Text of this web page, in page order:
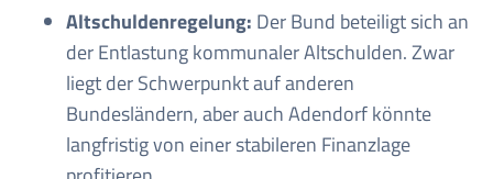
Altschuldenregelung: Der Bund beteiligt sich an
der Entlastung kommunaler Altschulden. Zwar
liegt der Schwerpunkt auf anderen
Bundesländern, aber auch Adendorf könnte
langfristig von einer stabileren Finanzlage